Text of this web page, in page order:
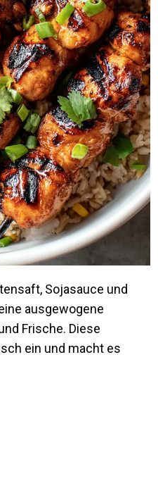
Sojasauce und
ausgewogene
Frische. Diese
ein und macht es